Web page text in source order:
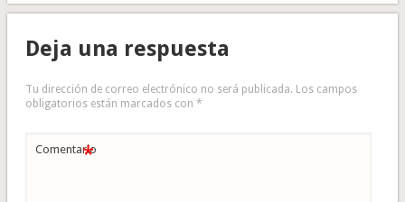
Deja una respuesta
Tu dirección de correo electrónico no será publicada. Los campos
obligatorios están marcados con *
Comentario
*